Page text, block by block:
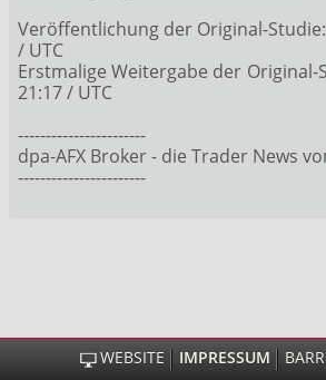
Veröffentlichung der Original-
/ UTC
Erstmalige Weitergabe der Original-
21:17 / UTC
-----------------------
dpa-AFX Broker - die Trader News
-----------------------
WEBSITE IMPRESSUM